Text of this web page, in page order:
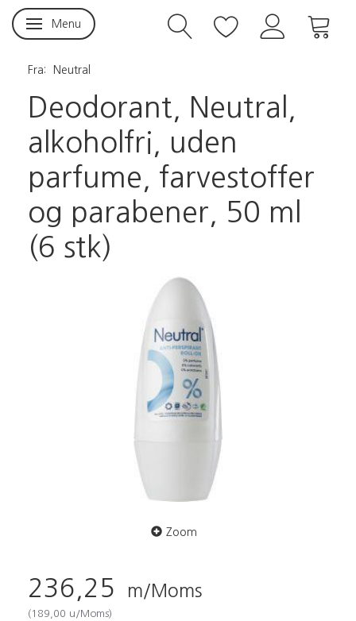
Skifte navigation
Menu
Fra: Neutral
Deodorant, Neutral,
alkoholfri, uden
parfume, farvestoffer
og parabener, 50 ml
(6 stk)
Zoom
236,25 m/Moms
(189,00 u/Moms)